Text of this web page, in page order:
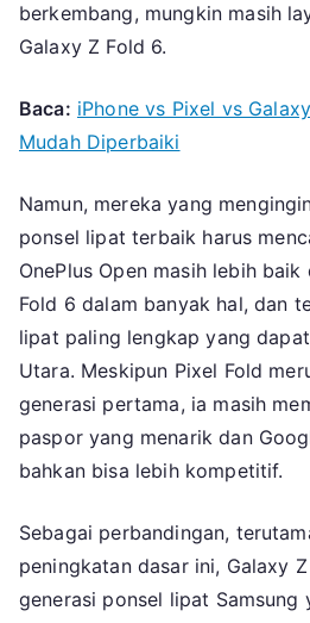
berkembang, mungkin masih
Galaxy Z Fold 6.
Baca: iPhone vs Pixel vs
Mudah Diperbaiki
Namun, mereka yang
ponsel lipat terbaik harus
OnePlus Open masih lebih
Fold 6 dalam banyak hal, dan
lipat paling lengkap yang
Utara. Meskipun Pixel Fold
generasi pertama, ia masih
paspor yang menarik dan
bahkan bisa lebih kompetitif.
Sebagai perbandingan,
peningkatan dasar ini, Galaxy
generasi ponsel lipat Samsung